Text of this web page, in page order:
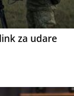
za udare